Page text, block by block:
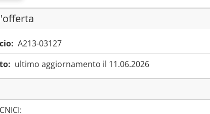
A213-03127
ultimo aggiornamento il 11.06.2026